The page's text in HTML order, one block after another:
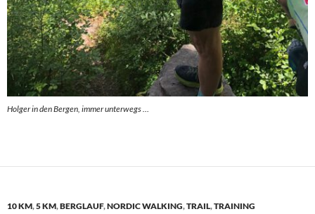
Holger in den Bergen, immer unterwegs …
10 KM,5 KM,BERGLAUF,NORDIC WALKING,TRAIL,TRAINING